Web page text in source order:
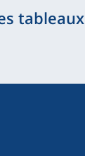
tableaux